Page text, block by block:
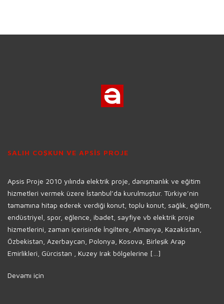
SALIH COŞKUN VE APSİS PROJE
Apsis Proje 2010 yılında elektrik proje, danışmanlık ve eğitim
hizmetleri vermek üzere İstanbul’da kurulmuştur. Türkiye’nin
tamamına hitap ederek verdiği konut, toplu konut, sağlık, eğitim,
endüstriyel, spor, eğlence, ibadet, sayfiye vb elektrik proje
hizmetlerini, zaman içerisinde İngiltere, Almanya, Kazakistan,
Özbekistan, Azerbaycan, Polonya, Kosova, Birleşik Arap
Emirlikleri, Gürcistan , Kuzey Irak bölgelerine […]
Devamı için